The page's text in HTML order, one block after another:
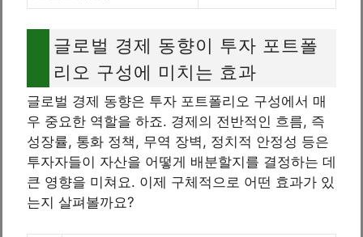
글로벌 경제 동향이 투자 포트폴
리오 구성에 미치는 효과
글로벌 경제 동향은 투자 포트폴리오 구성에서 매
우 중요한 역할을 하죠. 경제의 전반적인 흐름, 즉
성장률, 통화 정책, 무역 장벽, 정치적 안정성 등은
투자자들이 자산을 어떻게 배분할지를 결정하는 데
큰 영향을 미쳐요. 이제 구체적으로 어떤 효과가 있
는지 살펴볼까요?